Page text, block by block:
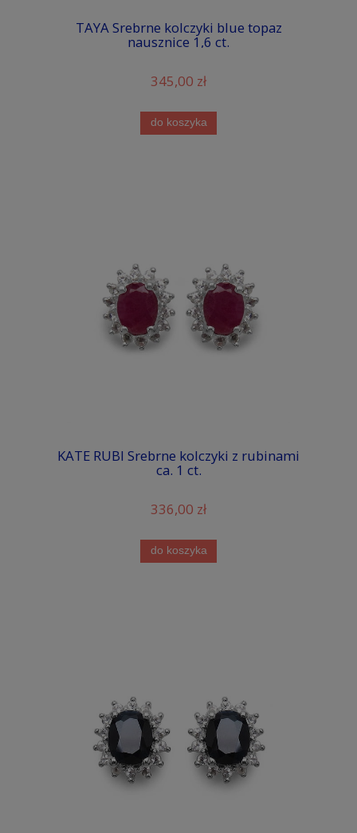
TAYA Srebrne kolczyki blue topaz
nausznice 1,6 ct.
345,00 zł
do koszyka
KATE RUBI Srebrne kolczyki z rubinami
ca. 1 ct.
336,00 zł
do koszyka